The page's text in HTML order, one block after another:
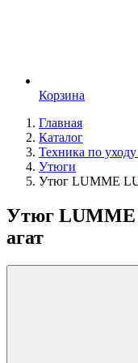
Корзина
Главная
Каталог
Техника по
Утюги
Утюг LUMME
Утюг LUMME
агат